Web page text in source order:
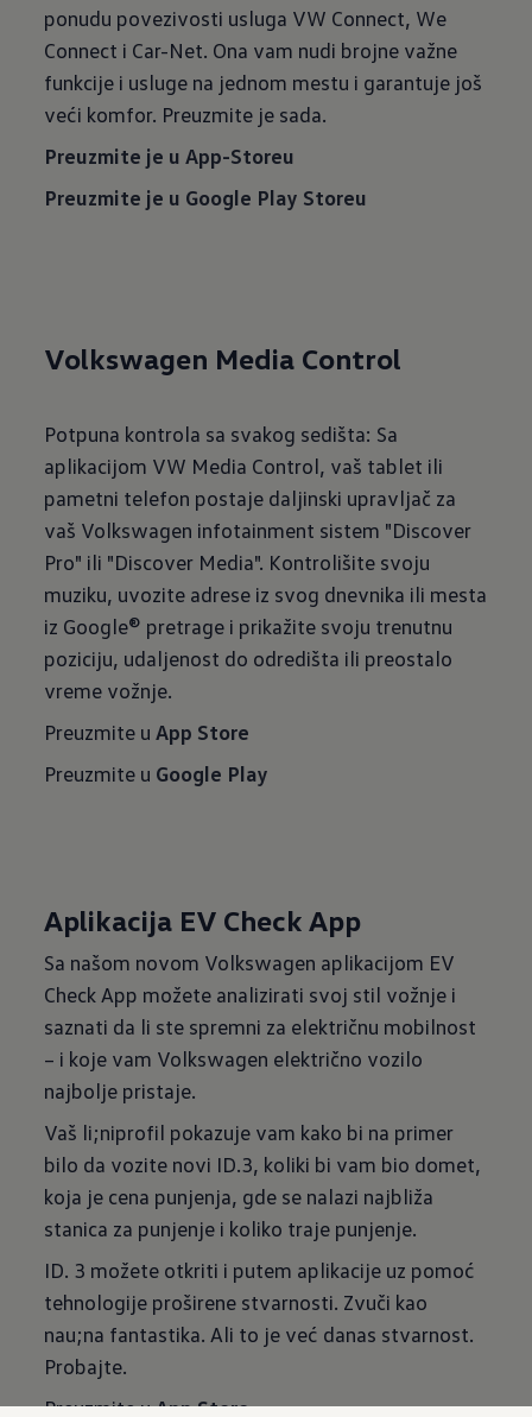
ponudu povezivosti usluga VW Connect, We
Connect i Car-Net. Ona vam nudi brojne važne
funkcije i usluge na jednom mestu i garantuje još
veći komfor. Preuzmite je sada.
Preuzmite je u App-Storeu
Preuzmite je u Google Play Storeu
Volkswagen Media Control
Potpuna kontrola sa svakog sedišta: Sa
aplikacijom VW Media Control, vaš tablet ili
pametni telefon postaje daljinski upravljač za
vaš Volkswagen infotainment sistem "Discover
Pro" ili "Discover Media". Kontrolišite svoju
muziku, uvozite adrese iz svog dnevnika ili mesta
iz Google® pretrage i prikažite svoju trenutnu
poziciju, udaljenost do odredišta ili preostalo
vreme vožnje.
Preuzmite uApp Store
Preuzmite u Google Play
Aplikacija EV Check App
Sa našom novom Volkswagen aplikacijom EV
Check App možete analizirati svoj stil vožnje i
saznati da li ste spremni za električnu mobilnost
– i koje vam Volkswagen električno vozilo
najbolje pristaje.
Vaš li;niprofil pokazuje vam kako bi na primer
bilo da vozite novi ID.3, koliki bi vam bio domet,
koja je cena punjenja, gde se nalazi najbliža
stanica za punjenje i koliko traje punjenje.
ID. 3 možete otkriti i putem aplikacije uz pomoć
tehnologije proširene stvarnosti. Zvuči kao
nau;na fantastika. Ali to je već danas stvarnost.
Probajte.
Preuzmite uApp Store